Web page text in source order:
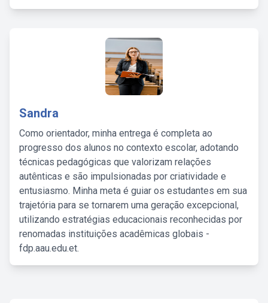
Sandra
Como orientador, minha entrega é completa ao
progresso dos alunos no contexto escolar, adotando
técnicas pedagógicas que valorizam relações
autênticas e são impulsionadas por criatividade e
entusiasmo. Minha meta é guiar os estudantes em sua
trajetória para se tornarem uma geração excepcional,
utilizando estratégias educacionais reconhecidas por
renomadas instituições acadêmicas globais -
fdp.aau.edu.et.